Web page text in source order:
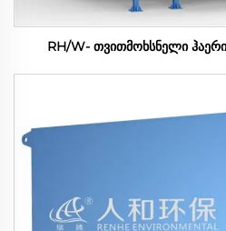
RH/W- თვითმოხსნელი